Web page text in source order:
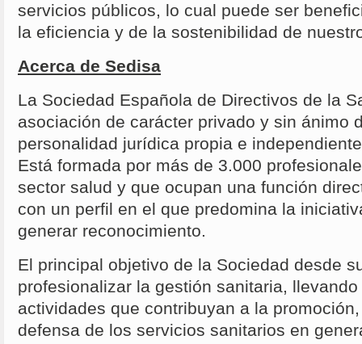
servicios públicos, lo cual puede ser
la eficiencia y de la sostenibilidad de
Acerca de Sedisa
La Sociedad Española de Directivos de la
asociación de carácter privado y sin ánimo
personalidad jurídica propia e
Está formada por más de 3.000
sector salud y que ocupan una función
con un perfil en el que predomina la
generar reconocimiento.
El principal objetivo de la Sociedad desde
profesionalizar la gestión sanitaria,
actividades que contribuyan a la
defensa de los servicios sanitarios en